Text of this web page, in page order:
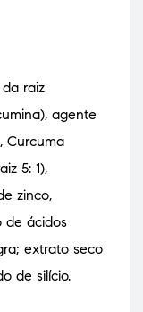
raiz
agente
Curcuma
5: 1),
zinco,
de ácidos
extrato seco
de silício.